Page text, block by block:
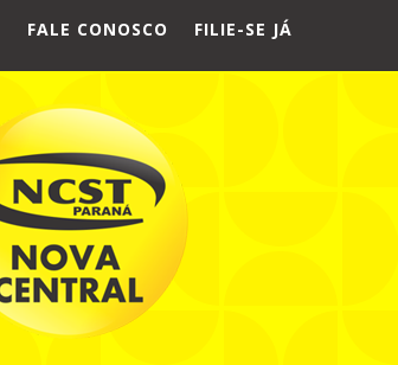
FALE CONOSCO FILIE-SE JÁ